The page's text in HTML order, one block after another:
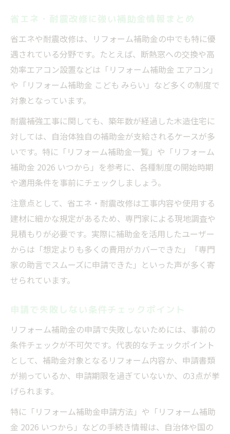
省エネ・耐震改修に強い補助金情報まとめ
省エネや耐震改修は、リフォーム補助金の中でも特に優
遇されている分野です。たとえば、断熱窓への交換や高
効率エアコン設置などは「リフォーム補助金 エアコン」
や「リフォーム補助金 こども みらい」など多くの制度で
対象となっています。
耐震補強工事に関しても、築年数が経過した木造住宅に
対しては、自治体独自の補助金が支給されるケースが多
いです。特に「リフォーム補助金一覧」や「リフォーム
補助金 2026 いつから」を参考に、各種制度の開始時期
や適用条件を事前にチェックしましょう。
注意点として、省エネ・耐震改修は工事内容や使用する
建材に細かな規定があるため、専門家による現地調査や
見積もりが必要です。実際に補助金を活用したユーザー
からは「想定よりも多くの費用がカバーできた」「専門
家の助言でスムーズに申請できた」といった声が多く寄
せられています。
申請で失敗しない条件チェックポイント
リフォーム補助金の申請で失敗しないためには、事前の
条件チェックが不可欠です。代表的なチェックポイント
として、補助金対象となるリフォーム内容か、申請書類
が揃っているか、申請期限を過ぎていないか、の3点が挙
げられます。
特に「リフォーム補助金申請方法」や「リフォーム補助
金 2026 いつから」などの手続き情報は、自治体や国の